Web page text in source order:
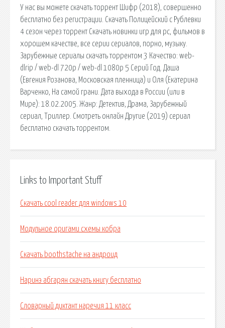
У нас вы можете скачать торрент Шифр (2018), совершенно
бесплатно без регистрации. Скачать Полицейский с Рублевки
4 сезон через торрент Скачать новинки игр для pc, фильмов в
хорошем качестве, все серии сериалов, порно, музыку.
Зарубежные сериалы скачать торрентом 3 Качество: web-
dlrip / web-dl 720p / web-dl 1080p 5 Серий Год. Даша
(Евгения Розанова, Московская пленница) и Оля (Екатерина
Варченко, На самой грани. Дата выхода в России (или в
Мире): 18.02.2005. Жанр: Детектив, Драма, Зарубежный
сериал, Триллер. Смотреть онлайн Другие (2019) сериал
бесплатно скачать торрентом.
Links to Important Stuff
Скачать cool reader для windows 10
Модульное оригами схемы кобра
Скачать boothstache на андроид
Наринэ абгарян скачать книгу бесплатно
Словарный диктант наречия 11 класс